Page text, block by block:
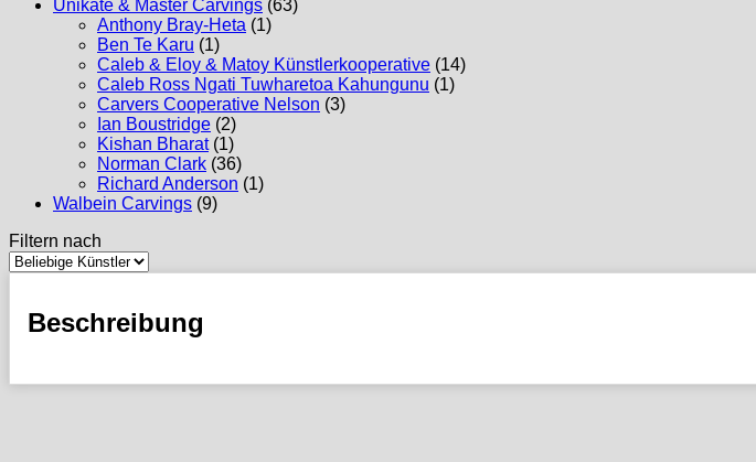
Unikate & Master Carvings (63)
Anthony Bray-Heta (1)
Ben Te Karu (1)
Caleb & Eloy & Matoy Künstlerkooperative (14)
Caleb Ross Ngati Tuwharetoa Kahungunu (1)
Carvers Cooperative Nelson (3)
Ian Boustridge (2)
Kishan Bharat (1)
Norman Clark (36)
Richard Anderson (1)
Walbein Carvings (9)
Filtern nach
Beschreibung